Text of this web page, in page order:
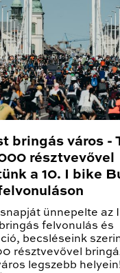
bringás város -
résztvevővel
a 10. I bike
ünnepelte az
felvonulás és
becsléseink
résztvevővel
legszebb